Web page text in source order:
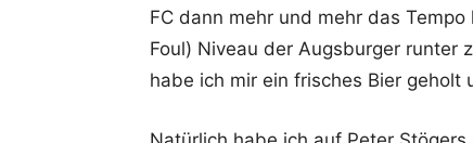
FC dann mehr und mehr das
Foul) Niveau der Augsburger
habe ich mir ein frisches Bier